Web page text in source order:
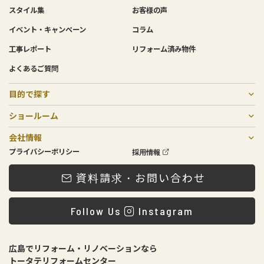
スタイル集 お客様の声
イベント・キャンペーン コラム
工事レポート リフォーム済み物件
よくあるご質問
目的で探す
戸建てリノベーション マンションリフォーム・リノベーション
二世帯リフォーム 増築リノベーション・リフォーム
リフォーム 非住宅リノベーション
中古物件購入×リノベーション 費用について
住宅売却
ショールーム
SOGOリノベスタジオ 庚午店・北店
会社情報
会社概要 スタッフ紹介
メンテナンスについて ローンプラン
プライバシーポリシー 採用情報
資料請求・お問い合わせ
Follow Us Instagram
広島でリフォーム・リノベーションなら
トータテリフォームセンター